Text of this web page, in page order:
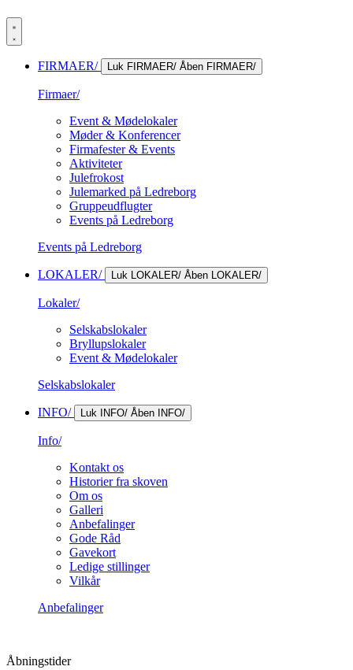
FIRMAER/ Luk FIRMAER/ Åben FIRMAER/
Firmaer/
Event & Mødelokaler
Møder & Konferencer
Firmafester & Events
Aktiviteter
Julefrokost
Julemarked på Ledreborg
Gruppeudflugter
Events på Ledreborg
Events på Ledreborg
LOKALER/ Luk LOKALER/ Åben LOKALER/
Lokaler/
Selskabslokaler
Bryllupslokaler
Event & Mødelokaler
Selskabslokaler
INFO/ Luk INFO/ Åben INFO/
Info/
Kontakt os
Historier fra skoven
Om os
Galleri
Anbefalinger
Gode Råd
Gavekort
Ledige stillinger
Vilkår
Anbefalinger
Åbningstider